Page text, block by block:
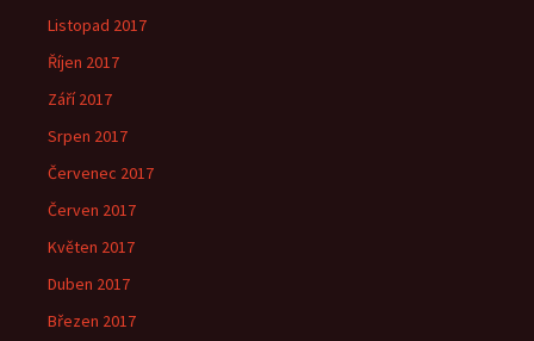
Listopad 2017
Říjen 2017
Září 2017
Srpen 2017
Červenec 2017
Červen 2017
Květen 2017
Duben 2017
Březen 2017